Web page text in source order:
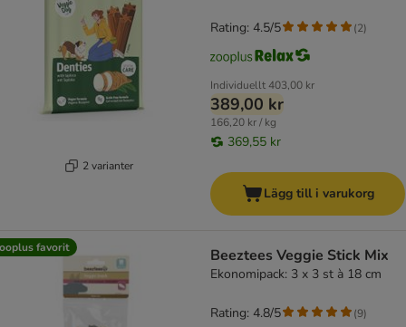
2 varianter
Individuellt403,00 kr
389,00 kr
166,20 kr / kg
369,55 kr
Rating: 4.5/5 (2)
Lägg till i varukorg
favorit Beeztees Veggie Stick Mix
Ekonomipack: 3 x 3 st à 18 cm
Rating: 4.8/5 (9)